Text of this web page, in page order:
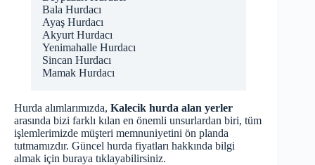
Bala Hurdacı
Ayaş Hurdacı
Akyurt Hurdacı
Yenimahalle Hurdacı
Sincan Hurdacı
Mamak Hurdacı
Hurda alımlarımızda, Kalecik hurda alan yerler
arasında bizi farklı kılan en önemli unsurlardan biri, tüm
işlemlerimizde müşteri memnuniyetini ön planda
tutmamızdır. Güncel hurda fiyatları hakkında bilgi
almak için buraya tıklayabilirsiniz.